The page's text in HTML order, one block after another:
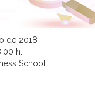
de 2018
h.
School